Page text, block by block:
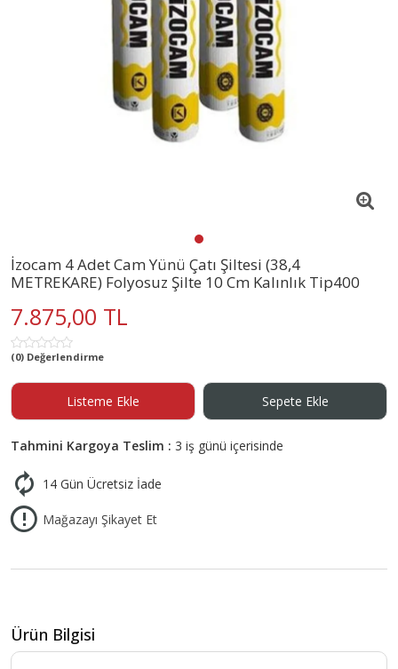
İzocam 4 Adet Cam Yünü Çatı Şiltesi (38,4
METREKARE) Folyosuz Şilte 10 Cm Kalınlık Tip400
7.875,00 TL
(0) Değerlendirme
Listeme Ekle Sepete Ekle
Tahmini Kargoya Teslim : 3 iş günü içerisinde
14 Gün Ücretsiz İade
Mağazayı Şikayet Et
Ürün Bilgisi